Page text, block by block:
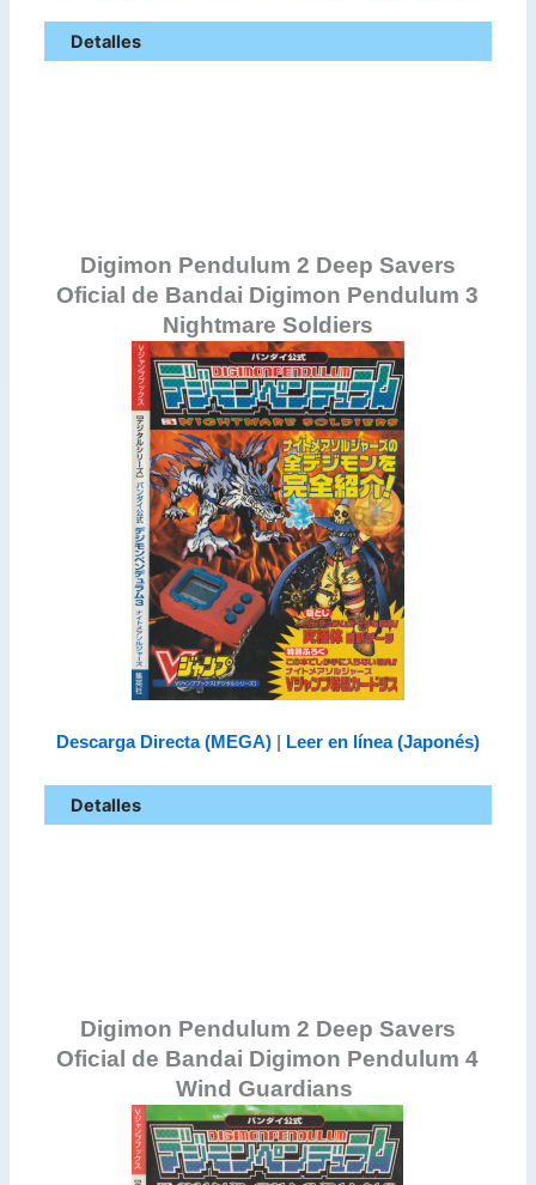
Detalles
Digimon Pendulum 2 Deep Savers
Oficial de Bandai Digimon Pendulum 3
Nightmare Soldiers
Descarga Directa (MEGA)| Leer en línea (Japonés)
Detalles
Digimon Pendulum 2 Deep Savers
Oficial de Bandai Digimon Pendulum 4
Wind Guardians